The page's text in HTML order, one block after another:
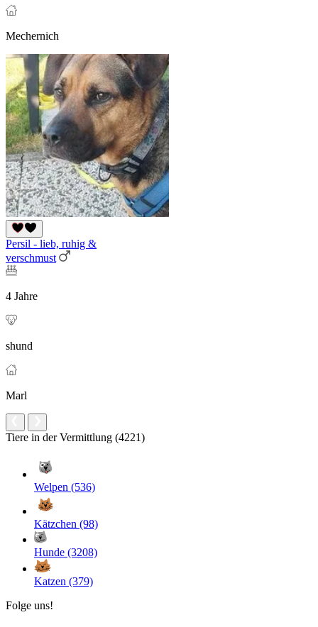
Mechernich
Persil - lieb, ruhig &
verschmust
4 Jahre
shund
Marl
Tiere in der Vermittlung (4221)
Welpen (536)
Kätzchen (98)
Hunde (3208)
Katzen (379)
Folge uns!